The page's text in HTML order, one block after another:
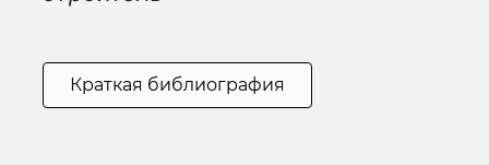
Краткая библиография